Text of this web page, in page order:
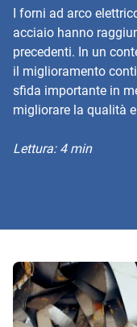
I forni ad arco
acciaio hanno
precedenti. In un
il miglioramento
sfida importante in
migliorare la qualità
Lettura: 4 min